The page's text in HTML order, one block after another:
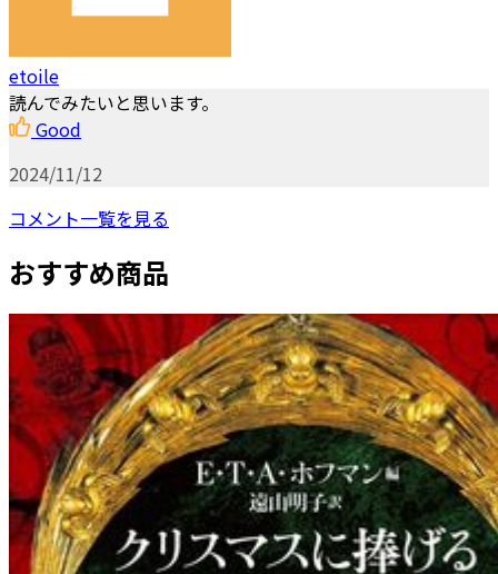
etoile
読んでみたいと思います。
Good
2024/11/12
コメント一覧を見る
おすすめ商品